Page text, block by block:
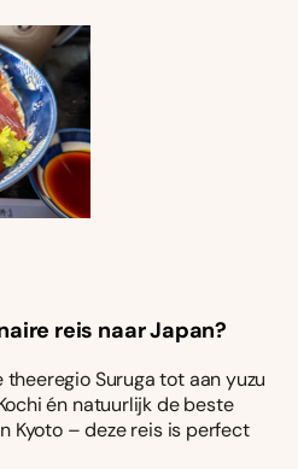
reis naar Japan?
Suruga tot aan yuzu
én natuurlijk de beste
Kyoto – deze reis is perfect